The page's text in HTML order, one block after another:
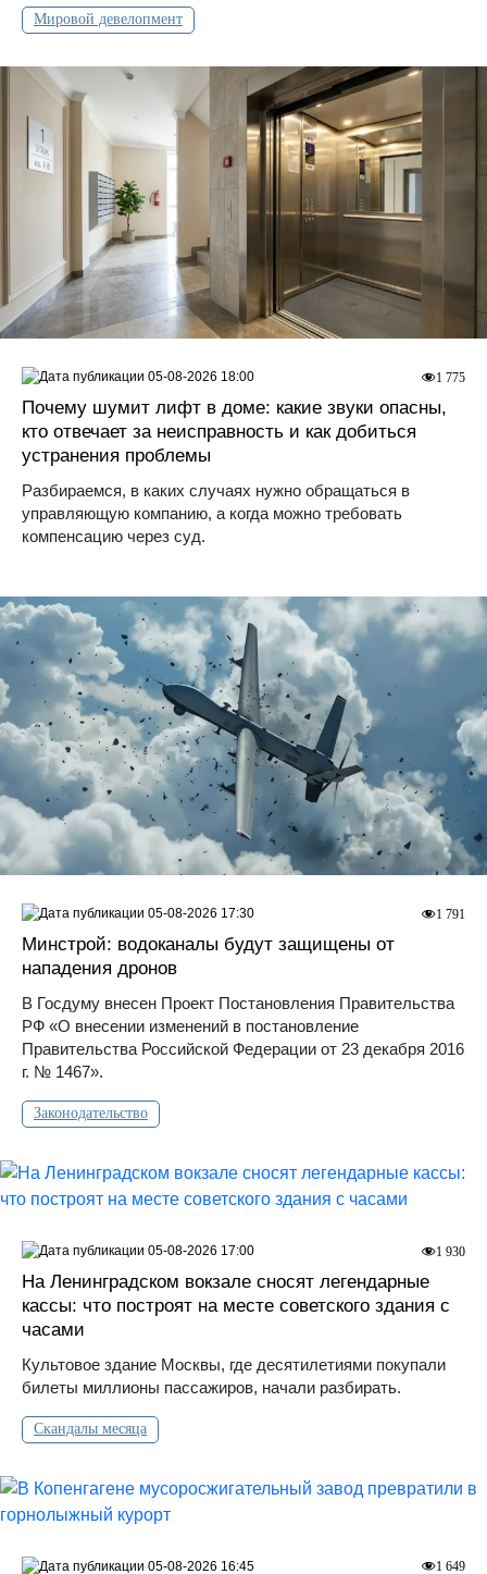
Мировой девелопмент
Почему шумит лифт в доме: какие звуки опасны,
кто отвечает за неисправность и как добиться
устранения проблемы
Разбираемся, в каких случаях нужно обращаться в
управляющую компанию, а когда можно требовать
компенсацию через суд.
1 775
05-08-2026 18:00
Минстрой: водоканалы будут защищены от
нападения дронов
В Госдуму внесен Проект Постановления Правительства
РФ «О внесении изменений в постановление
Правительства Российской Федерации от 23 декабря 2016
г. № 1467».
Законодательство
1 791
05-08-2026 17:30
На Ленинградском вокзале сносят легендарные
кассы: что построят на месте советского здания с
часами
Культовое здание Москвы, где десятилетиями покупали
билеты миллионы пассажиров, начали разбирать.
Скандалы месяца
1 930
05-08-2026 17:00
1 649
05-08-2026 16:45